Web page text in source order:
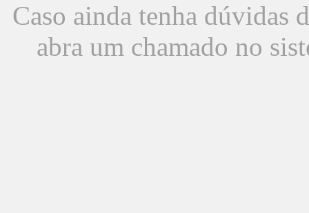
Caso ainda tenha dúvidas
abra um chamado no